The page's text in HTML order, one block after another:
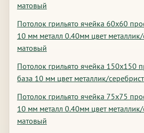
матовый
Потолок грильято ячейка 60х60
10 мм металл 0.40мм цвет
матовый
Потолок грильято ячейка 150х150
база 10 мм цвет металлик/
Потолок грильято ячейка 75х75
10 мм металл 0.40мм цвет
матовый